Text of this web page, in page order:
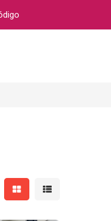
Mostrar resultados em
Mostrar